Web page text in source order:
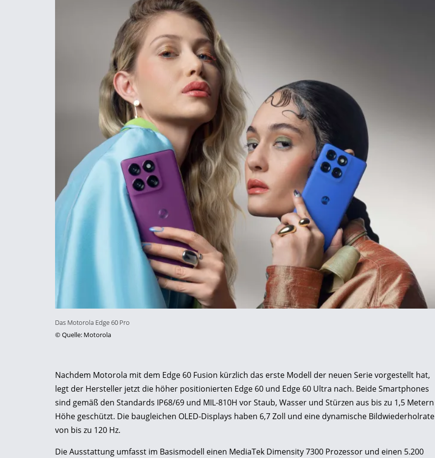
Das Motorola Edge 60 Pro
©Quelle: Motorola
Nachdem Motorola mit dem Edge 60 Fusion kürzlich das erste Modell der neuen Serie vorgestellt hat,
legt der Hersteller jetzt die höher positionierten Edge 60 und Edge 60 Ultra nach. Beide Smartphones
sind gemäß den Standards IP68/69 und MIL-810H vor Staub, Wasser und Stürzen aus bis zu 1,5 Metern
Höhe geschützt. Die baugleichen OLED-Displays haben 6,7 Zoll und eine dynamische Bildwiederholrate
von bis zu 120 Hz.
Die Ausstattung umfasst im Basismodell einen MediaTek Dimensity 7300 Prozessor und einen 5.200